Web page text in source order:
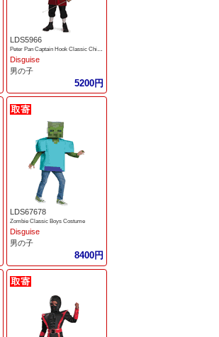
LDS5966
Peter Pan Captain Hook Classic Child Costume
Disguise
男の子
5200円
LDS67678
Zombie Classic Boys Costume
Disguise
男の子
8400円